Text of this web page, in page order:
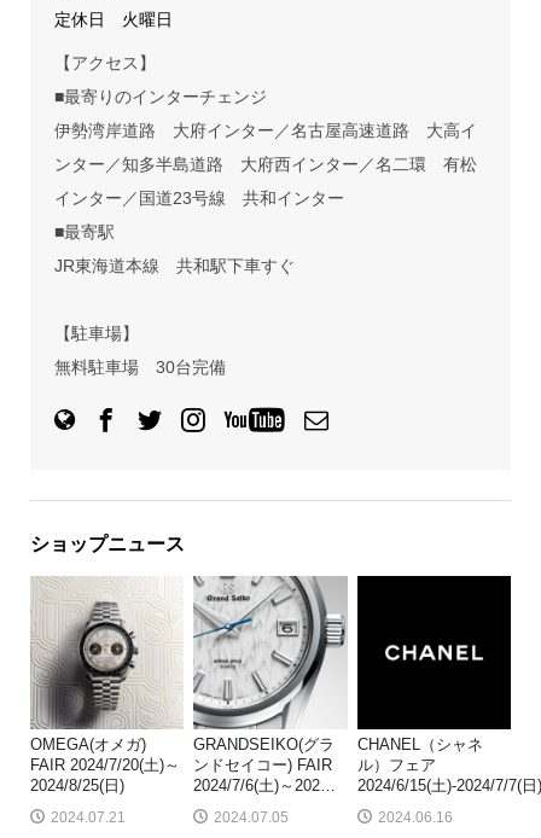
定休日 火曜日
【アクセス】
■最寄りのインターチェンジ
伊勢湾岸道路 大府インター／名古屋高速道路 大高イ
ンター／知多半島道路 大府西インター／名二環 有松
インター／国道23号線 共和インター
■最寄駅
JR東海道本線 共和駅下車すぐ
【駐車場】
無料駐車場 30台完備
ショップニュース
OMEGA(オメガ)
FAIR 2024/7/20(土)～
2024/8/25(日)
2024.07.21
GRANDSEIKO(グラ
ンドセイコー) FAIR
2024/7/6(土)～202…
2024.07.05
CHANEL（シャネ
ル）フェア
2024/6/15(土)-2024/7/7(日)
2024.06.16